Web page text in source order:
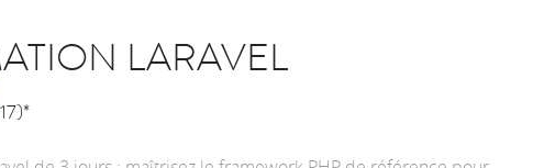
LARAVEL